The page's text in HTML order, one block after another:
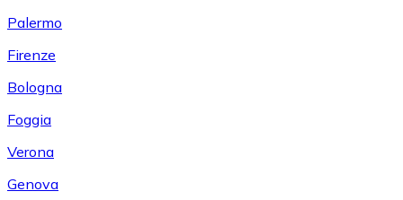
Palermo
Firenze
Bologna
Foggia
Verona
Genova